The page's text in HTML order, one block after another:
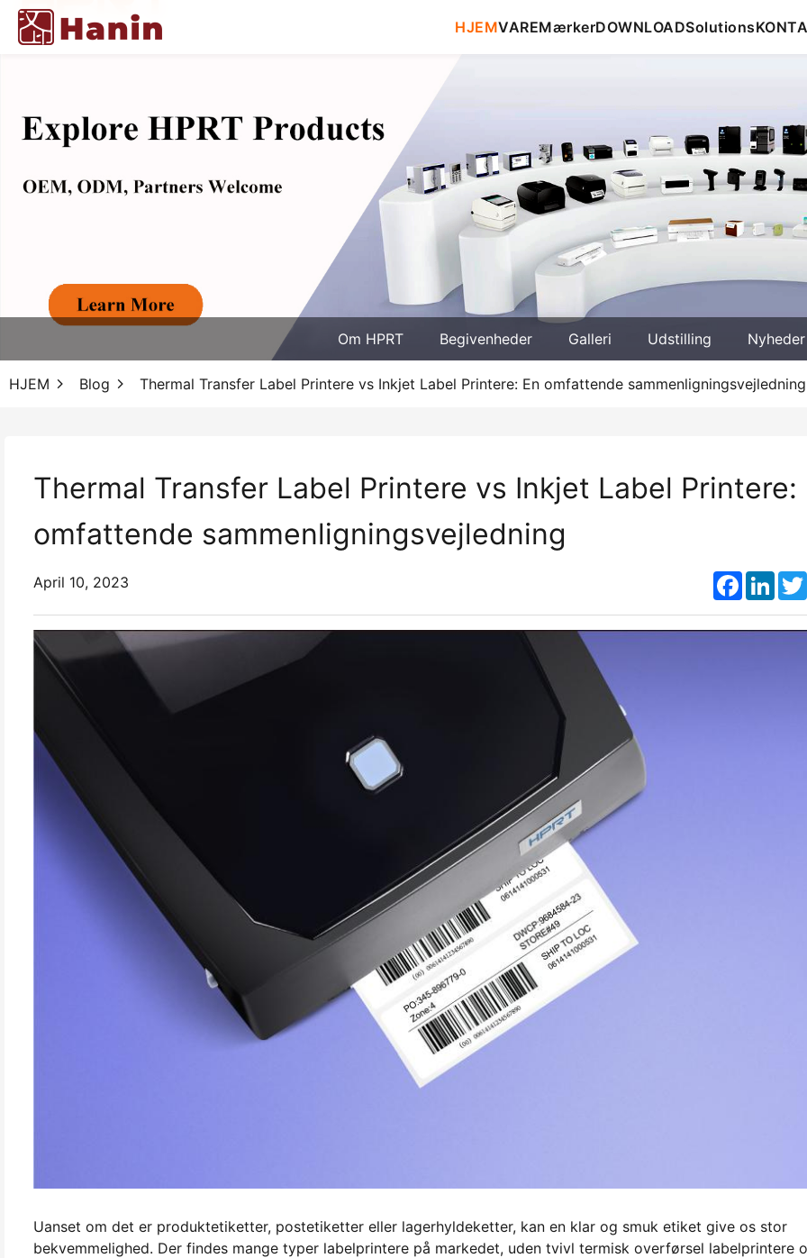
HJEMVAREMærkerDOWNLOADSolutions
Om HPRT Begivenheder Galleri Udstilling Nyheder
HJEM Blog Thermal Transfer Label Printere vs Inkjet Label Printere: En omfattende sammenligningsvejledning
Thermal Transfer Label Printere vs Inkjet Label Printere:
omfattende sammenligningsvejledning
April 10, 2023 Facebook
Uanset om det er produktetiketter, postetiketter eller lagerhyldeketter, kan en klar og smuk etiket give os stor
bekvemmelighed. Der findes mange typer labelprintere på markedet, uden tvivl termisk overførsel labelprintere